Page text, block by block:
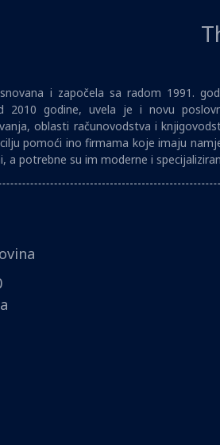
i započela sa radom 1991.
2010 godine, uvela je i novu
oblasti računovodstva i
pomoći ino firmama koje imaju
a potrebne su im moderne i